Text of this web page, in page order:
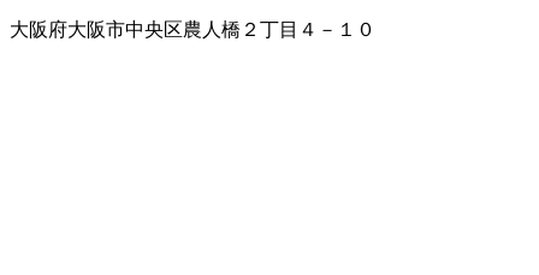
大阪府大阪市中央区農人橋２丁目４－１０